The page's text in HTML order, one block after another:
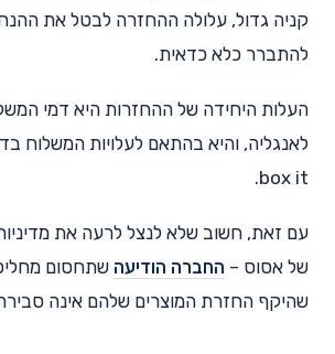
קניה גדול, עלולה ההחזרה לבטל את
להתברר כלא כדאית.
העלות היחידה של ההחזרות היא דמי
לאנגליה, והיא בהתאם לעלויות המשלוח
box it.
עם זאת, חשוב שלא לנצל לרעה את
של אסוס – החברה הודיעה שתחסום
שהיקף החזרת המוצרים שלהם אינה